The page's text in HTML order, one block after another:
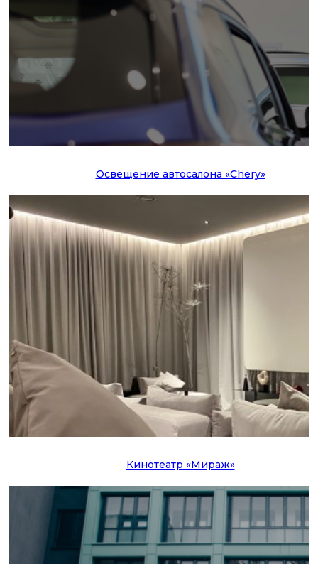
Освещение автосалона «Chery»
Кинотеатр «Мираж»